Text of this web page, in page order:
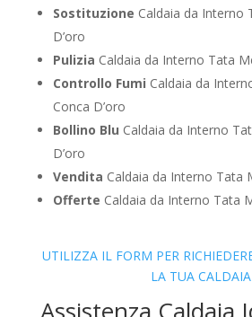
Sostituzione Caldaia da Interno
D’oro
Pulizia Caldaia da Interno Tata
Controllo Fumi Caldaia da
Conca D’oro
Bollino Blu Caldaia da Interno
D’oro
Vendita Caldaia da Interno Tata
Offerte Caldaia da Interno Tata
UTILIZZA IL FORM PER
LA TUA CALDAIA